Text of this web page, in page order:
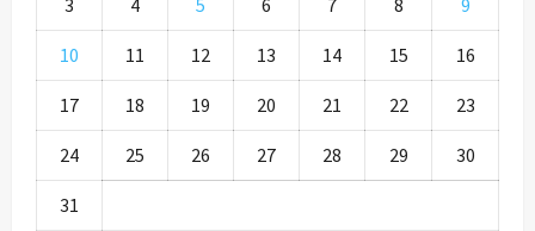
10 11 12 13 14 15 16
17 18 19 20 21 22 23
24 25 26 27 28 29 30
31